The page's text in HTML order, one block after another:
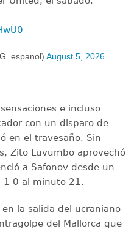
August 5, 2026
e incluso
con un disparo de
en el travesaño. Sin
Zito Luvumbo aprovechó
a Safonov desde un
1-0 al minuto 21.
la salida del ucraniano
del Mallorca que